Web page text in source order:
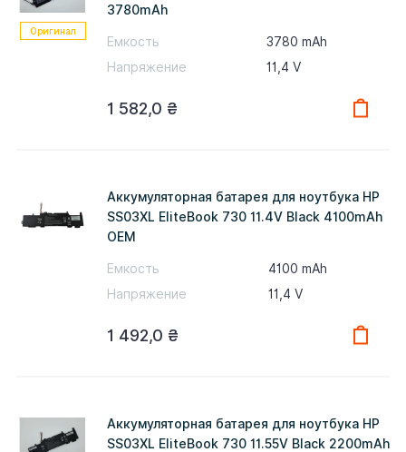
Оригинал
3780mAh
Емкость
3780 mAh
Напряжение
11,4 V
1 582,0 ₴
Аккумуляторная батарея для ноутбука HP
SS03XL EliteBook 730 11.4V Black 4100mAh
OEM
Емкость
4100 mAh
Напряжение
11,4 V
1 492,0 ₴
Аккумуляторная батарея для ноутбука HP
SS03XL EliteBook 730 11.55V Black 2200mAh